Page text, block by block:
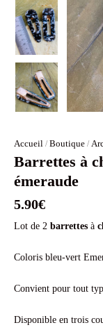
Accueil / Boutique /
Barrettes à
émeraude
5.90€
Lot de 2 barrettes à
Coloris bleu-vert
Convient pour tout
Disponible en trois